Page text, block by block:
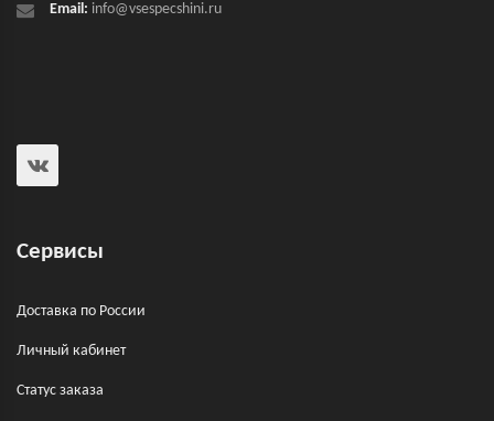
Email: info@vsespecshini.ru
Сервисы
Доставка по России
Личный кабинет
Статус заказа